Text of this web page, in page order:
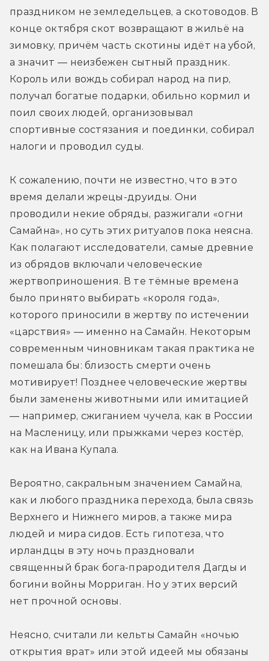
праздником не земледельцев, а скотоводов. В
конце октября скот возвращают в жильё на
зимовку, причём часть скотины идёт на убой,
а значит — неизбежен сытный праздник.
Король или вождь собирал народ на пир,
получал богатые подарки, обильно кормил и
поил своих людей, организовывал
спортивные состязания и поединки, собирал
налоги и проводил суды.
К сожалению, почти не известно, что в это
время делали жрецы-друиды. Они
проводили некие обряды, разжигали «огни
Самайна», но суть этих ритуалов пока неясна.
Как полагают исследователи, самые древние
из обрядов включали человеческие
жертвоприношения. В те тёмные времена
было принято выбирать «короля года»,
которого приносили в жертву по истечении
«царствия» — именно на Самайн. Некоторым
современным чиновникам такая практика не
помешала бы: близость смерти очень
мотивирует! Позднее человеческие жертвы
были заменены животными или имитацией
— например, сжиганием чучела, как в России
на Масленицу, или прыжками через костёр,
как на Ивана Купала.
Вероятно, сакральным значением Самайна,
как и любого праздника перехода, была связь
Верхнего и Нижнего миров, а также мира
людей и мира сидов. Есть гипотеза, что
ирландцы в эту ночь праздновали
священный брак бога-прародителя Дагды и
богини войны Морриган. Но у этих версий
нет прочной основы.
Неясно, считали ли кельты Самайн «ночью
открытия врат» или этой идеей мы обязаны